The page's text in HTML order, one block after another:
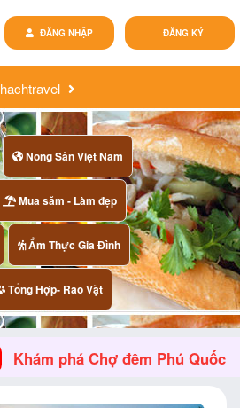
ĐĂNG KÝ
ĐĂNG NHẬP
quốc
Nông Sản Việt Nam
Mua săm - Làm đẹp
Ẩm Thực Gia Đình
Tổng Hợp- Rao Vặt
Khám phá Chợ đêm Phú Quốc